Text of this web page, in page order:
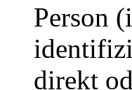
Person
direkt